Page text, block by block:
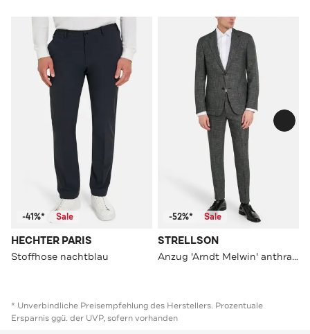
-41%* Sale
HECHTER PARIS
Stoffhose nachtblau
-52%* Sale
STRELLSON
Anzug 'Arndt Melwin' anthrazit
* Unverbindliche Preisempfehlung des Herstellers. Prozentuale
Ersparnis ggü. der UVP, sofern vorhanden